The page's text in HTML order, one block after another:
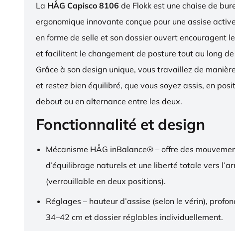
La HÅG Capisco 8106 de Flokk est une chaise de
ergonomique innovante conçue pour une assise
en forme de selle et son dossier ouvert encouragent
et facilitent le changement de posture tout au long de
Grâce à son design unique, vous travaillez de
et restez bien équilibré, que vous soyez assis, en
debout ou en alternance entre les deux.
Fonctionnalité et design
Mécanisme HÅG inBalance® – offre des
d’équilibrage naturels et une liberté totale vers
(verrouillable en deux positions).
Réglages – hauteur d’assise (selon le vérin),
34–42 cm et dossier réglables individuellement.